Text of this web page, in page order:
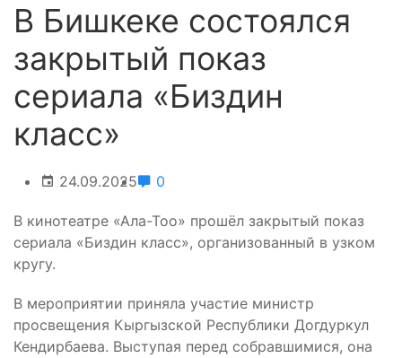
В Бишкеке состоялся
закрытый показ
сериала «Биздин
класс»
24.09.2025 0
В кинотеатре «Ала-Тоо» прошёл закрытый показ
сериала «Биздин класс», организованный в узком
кругу.
В мероприятии приняла участие министр
просвещения Кыргызской Республики Догдуркул
Кендирбаева. Выступая перед собравшимися, она